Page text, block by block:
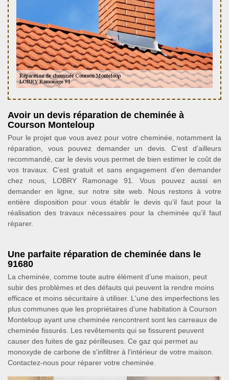
Avoir un devis réparation de cheminée à
Courson Monteloup
Pour le projet que vous avez pour votre cheminée, notamment la
réparation, vous pouvez demander un devis. C’est d’ailleurs
recommandé, car le devis vous permet de bien estimer le coût de
vos travaux. C’est gratuit et sans engagement d’en demander
chez nous, LOBRY Ramonage 91. Vous pouvez aussi en
demander en ligne, sur notre site web. Nous restons à votre
entière disposition pour vous établir le devis qu’il faut pour la
réalisation des travaux nécessaires pour la cheminée qu’il faut
réparer.
Une parfaite réparation de cheminée dans le
91680
La cheminée, comme toute autre élément d’une maison, peut
subir des problèmes et des défauts qui peuvent la rendre moins
efficace et moins sécuritaire à utiliser. L'une des imperfections les
plus communes que les propriétaires d’une habitation à Courson
Monteloup ayant une cheminée rencontrent sont les carreaux de
cheminée fissurés. Les revêtements qui se fissurent peuvent
causer des fuites de gaz périlleuses. Ce gaz qui permet au
monoxyde de carbone de s'infiltrer à l'intérieur de votre maison.
Contactez-nous pour réparer votre cheminée.